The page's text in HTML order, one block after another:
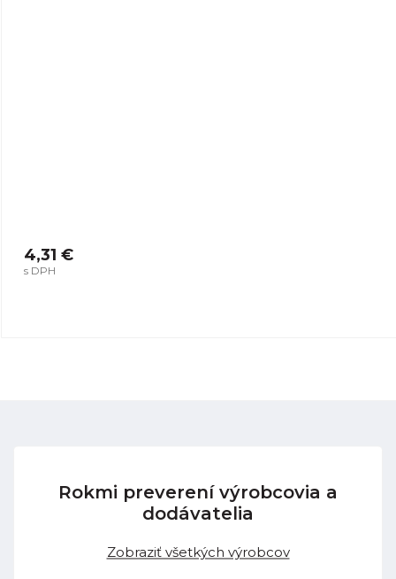
4,31 €
s DPH
Rokmi preverení výrobcovia a
dodávatelia
Zobraziť všetkých výrobcov